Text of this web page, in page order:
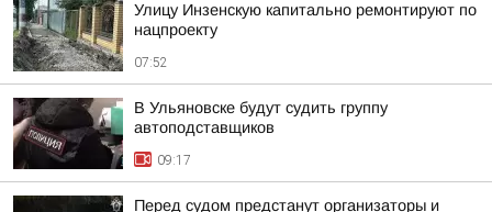
Улицу Инзенскую капитально ремонтируют по
нацпроекту
07:52
В Ульяновске будут судить группу
автоподставщиков
09:17
Перед судом предстанут организаторы и